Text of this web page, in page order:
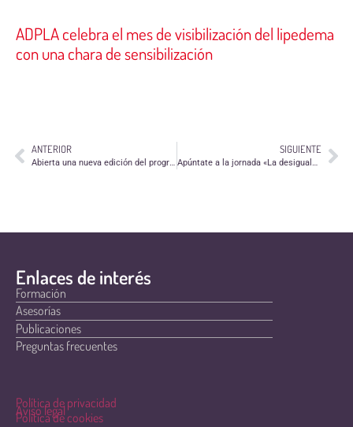
ADPLA celebra el mes de visibilización del lipedema
con una chara de sensibilización
ANTERIOR
Abierta una nueva edición del programa de Apoyo a la Calidad para ONGs del ICONG
SIGUIENTE
Apúntate a la jornada «La desigualdad social en Aragón»
Enlaces de interés
Formación
Asesorías
Publicaciones
Preguntas frecuentes
Política de privacidad
Aviso legal
Política de cookies